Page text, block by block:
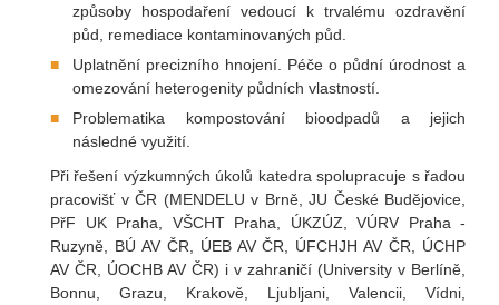
způsoby hospodaření vedoucí k trvalému ozdravění
půd, remediace kontaminovaných půd.
Uplatnění precizního hnojení. Péče o půdní úrodnost a
omezování heterogenity půdních vlastností.
Problematika kompostování bioodpadů a jejich
následné využití.
Při řešení výzkumných úkolů katedra spolupracuje s řadou
pracovišť v ČR (MENDELU v Brně, JU České Budějovice,
PřF UK Praha, VŠCHT Praha, ÚKZÚZ, VÚRV Praha -
Ruzyně, BÚ AV ČR, ÚEB AV ČR, ÚFCHJH AV ČR, ÚCHP
AV ČR, ÚOCHB AV ČR) i v zahraničí (University v Berlíně,
Bonnu, Grazu, Krakově, Ljubljani, Valencii, Vídni,